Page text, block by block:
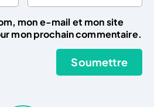
mon e-mail et mon site
mon prochain commentaire.